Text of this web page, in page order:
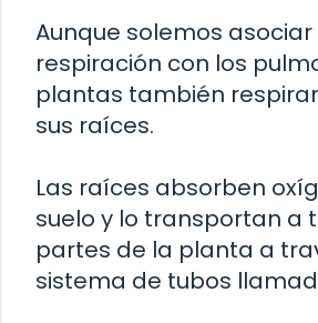
Aunque solemos asociar
respiración con los
plantas también
sus raíces.
Las raíces absorben
suelo y lo transportan a
partes de la planta a
sistema de tubos